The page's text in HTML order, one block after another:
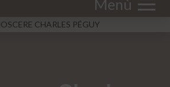
Menù
CHARLES PÉGUY